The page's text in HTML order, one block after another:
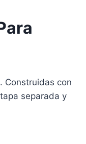
Construidas con
separada y